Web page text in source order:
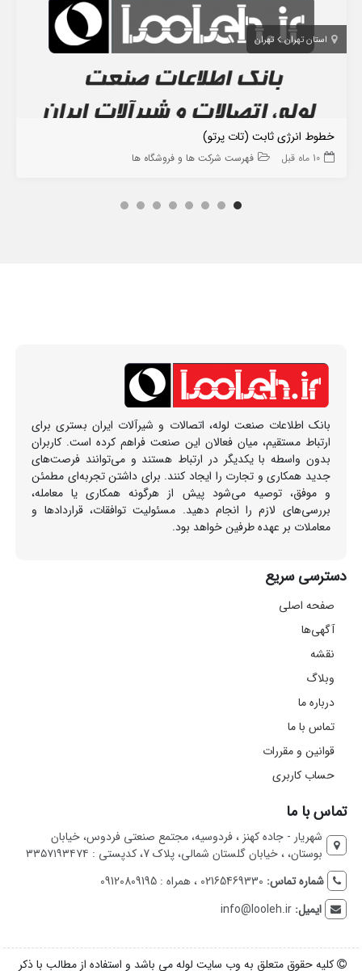
استان تهران تهران
خطوط انرژی ثابت (تات پرتو)
10 ماه قبل فهرست شرکت ها و فروشگاه ها
بانک اطلاعات صنعت لوله، اتصالات و شیرآلات ایران بستری برای
ارتباط مستقیم، میان فعالان این صنعت فراهم کرده است. کاربران
بدون واسطه با یکدیگر در ارتباط هستند و می‌توانند فرصت‌های
جدید همکاری و تجارت را ایجاد کنند. برای داشتن تجربه‌ای مطمئن
و موفق، توصیه می‌شود پیش از هرگونه همکاری یا معامله،
بررسی‌های لازم را انجام دهید. مسئولیت توافقات، قراردادها و
معاملات بر عهده طرفین خواهد بود.
دسترسی سریع
صفحه اصلی
آگهی‌ها
نقشه
وبلاگ
درباره ما
تماس با ما
قوانین و مقررات
حساب کاربری
تماس با ما
شهریار - جاده کهنز ، فردوسیه، مجتمع صنعتی فردوس، خیابان
بوستان، ، خیابان گلستان شمالی، پلاک 7، کدپستی : ۳۳۵۷۱۹۳۴۷۴
شماره تماس: 02165469330 ، همراه : 09120809195
ایمیل:info@looleh.ir
کلیه حقوق متعلق به وب سایت لوله می باشد و استفاده از مطالب با ذکر